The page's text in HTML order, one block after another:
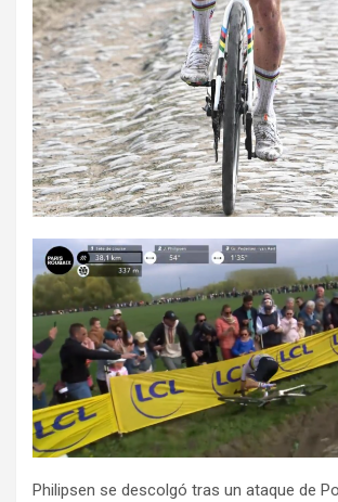
Philipsen se descolgó tras un ataque de